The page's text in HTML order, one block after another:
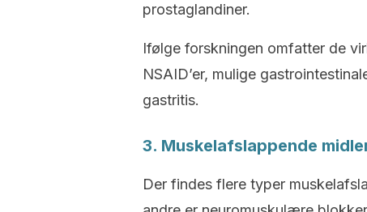
prostaglandiner.
Ifølge forskningen omfatter de
NSAID’er, mulige
gastritis.
3. Muskelafslappende
Der findes flere typer